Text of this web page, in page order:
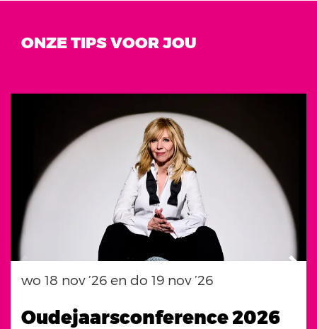
ONZE TIPS VOOR JOU
Oudejaarsconference 2026
wo 18 nov ’26 en do 19 nov ’26